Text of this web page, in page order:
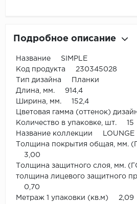
Подробное описание
Название SIMPLE
Код продукта 230345028
Тип дизайна Планки
Длина, мм. 914,4
Ширина, мм. 152,4
Цветовая гамма (оттенок)
Количество в упаковке, шт. 15
Название коллекции LOUNGE
Толщина покрытия общая, мм.
3,00
Толщина защитного слоя, мм.
толщина лицевого защитного
0,70
Метраж 1 упаковки (кв.м) 2,09